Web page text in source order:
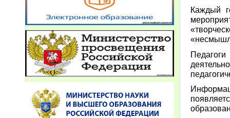
Каждый